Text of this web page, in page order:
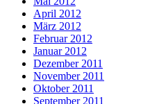
April 2012
März 2012
Februar 2012
Januar 2012
Dezember 2011
November 2011
Oktober 2011
September 2011